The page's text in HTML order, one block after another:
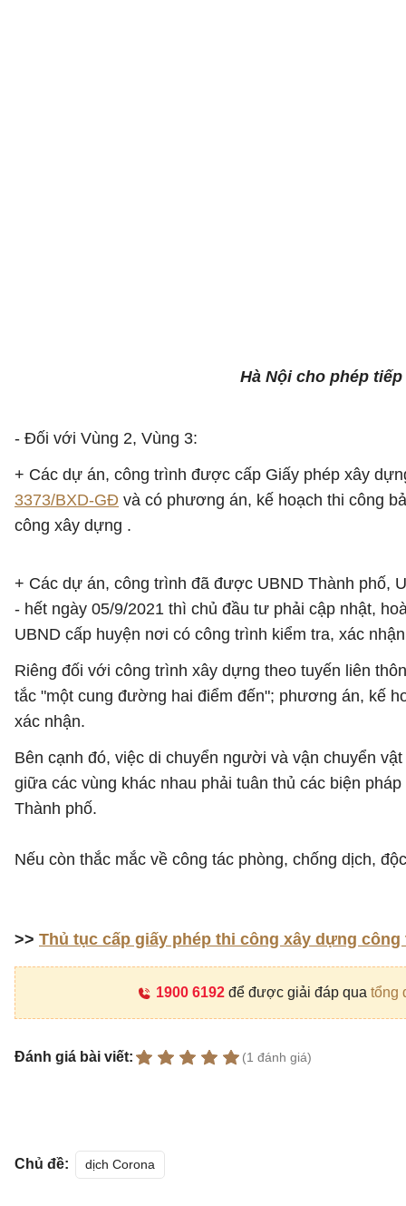
Hà Nội cho phép
- Đối với Vùng 2, Vùng 3:
+ Các dự án, công trình được cấp Giấy phép xây
3373/BXD-GĐ và có phương án, kế hoạch thi công
công xây dựng .
+ Các dự án, công trình đã được UBND Thành phố,
- hết ngày 05/9/2021 thì chủ đầu tư phải cập nhật,
UBND cấp huyện nơi có công trình kiểm tra, xác
Riêng đối với công trình xây dựng theo tuyến liên
tắc "một cung đường hai điểm đến"; phương án, kế
xác nhận.
Bên cạnh đó, việc di chuyển người và vận chuyển
giữa các vùng khác nhau phải tuân thủ các biện
Thành phố.
Nếu còn thắc mắc về công tác phòng, chống dịch,
>> Thủ tục cấp giấy phép thi công xây dựng
1900 6192để được giải đáp qua tổng
Đánh giá bài viết: (1 đánh giá)
Chủ đề: dịch Corona